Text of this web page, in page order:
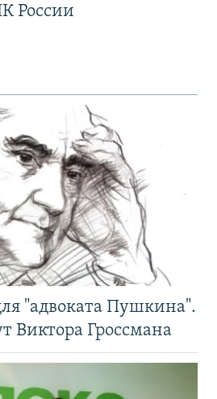
России
"адвоката Пушкина".
Виктора Гроссмана